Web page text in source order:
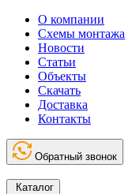
О компании
Схемы монтажа
Новости
Статьи
Объекты
Скачать
Доставка
Контакты
Обратный звонок
Каталог